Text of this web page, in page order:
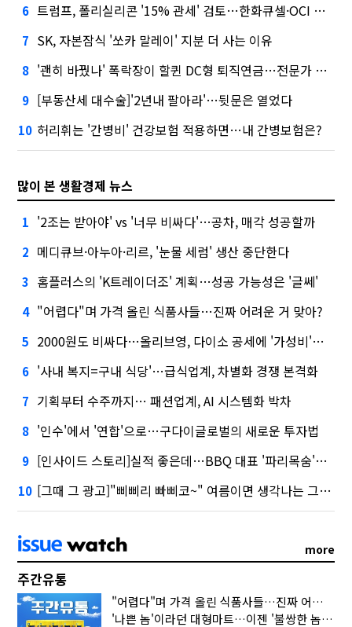
6 트럼프, 폴리실리콘 '15% 관세' 검토…한화큐셀·OCI 영향은?
7 SK, 자본잠식 '쏘카 말레이' 지분 더 사는 이유
8 '괜히 바꿨나' 폭락장이 할퀸 DC형 퇴직연금…전문가 조언은
9 [부동산세 대수술]'2년내 팔아라'…뒷문은 열었다
10 허리휘는 '간병비' 건강보험 적용하면…내 간병보험은?
많이 본 생활경제 뉴스
1 '2조는 받아야' vs '너무 비싸다'…공차, 매각 성공할까
2 메디큐브·아누아·리르, '눈물 세럼' 생산 중단한다
3 홈플러스의 'K트레이더조' 계획…성공 가능성은 '글쎄'
4 "어렵다"며 가격 올린 식품사들…진짜 어려운 거 맞아?
5 2000원도 비싸다…올리브영, 다이소 공세에 '가성비'로 맞불
6 '사내 복지=구내 식당'…급식업계, 차별화 경쟁 본격화
7 기획부터 수주까지… 패션업계, AI 시스템화 박차
8 '인수'에서 '연합'으로…구다이글로벌의 새로운 투자법
9 [인사이드 스토리]실적 좋은데…BBQ 대표 '파리목숨'된 이유
10 [그때 그 광고]"삐삐리 빠삐코~" 여름이면 생각나는 그 노래
more
주간유통
"어렵다"며 가격 올린 식품사들…진짜 어려운 거 맞아?
'나쁜 놈'이라던 대형마트…이젠 '불쌍한 놈' 됐다